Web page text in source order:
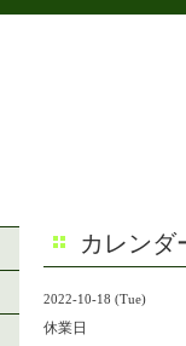
カレンダ
2022-10-18 (Tue)
休業日